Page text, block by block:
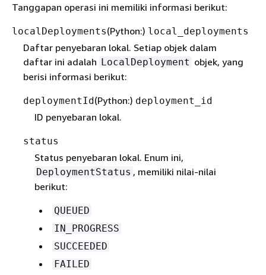
Tanggapan operasi ini memiliki informasi berikut:
localDeployments(Python:) local_deployments
Daftar penyebaran lokal. Setiap objek dalam
daftar ini adalah LocalDeployment objek, yang
berisi informasi berikut:
deploymentId(Python:) deployment_id
ID penyebaran lokal.
status
Status penyebaran lokal. Enum ini,
DeploymentStatus , memiliki nilai-nilai
berikut:
QUEUED
IN_PROGRESS
SUCCEEDED
FAILED